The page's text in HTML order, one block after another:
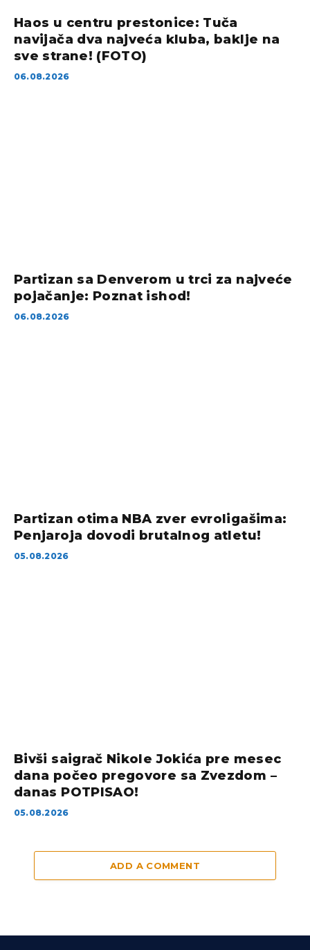
Haos u centru prestonice: Tuča
navijača dva najveća kluba, baklje na
sve strane! (FOTO)
06.08.2026
Partizan sa Denverom u trci za najveće
pojačanje: Poznat ishod!
06.08.2026
Partizan otima NBA zver evroligašima:
Penjaroja dovodi brutalnog atletu!
05.08.2026
Bivši saigrač Nikole Jokića pre mesec
dana počeo pregovore sa Zvezdom –
danas POTPISAO!
05.08.2026
ADD A COMMENT